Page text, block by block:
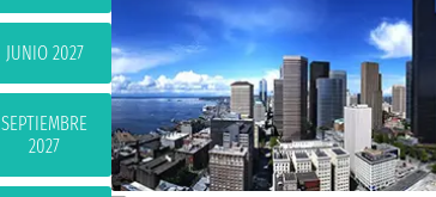
JUNIO 2027
SEPTIEMBRE
2027